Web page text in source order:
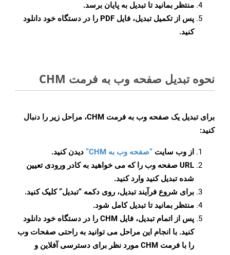
منتظر بمانید تا تبدیل به پایان برسد.
پس از تکمیل تبدیل، فایل PDF را در دستگاه خود دانلود
کنید.
نحوه تبدیل صفحه وب به فرمت CHM
برای تبدیل یک صفحه وب به فرمت CHM، مراحل زیر را دنبال
کنید:
از وب سایت “صفحه وب به CHM”
دیدن کنید.
URL صفحه وب را که می خواهید به کادر ورودی تعیین
شده تبدیل کنید وارد کنید.
برای شروع فرآیند تبدیل، روی دکمه “تبدیل” کلیک کنید.
منتظر بمانید تا تبدیل کامل شود.
پس از اتمام تبدیل، فایل CHM را در دستگاه خود دانلود
کنید. با انجام این مراحل می توانید به راحتی صفحات وب
را با فرمت CHM مورد نظر برای دسترسی آفلاین و